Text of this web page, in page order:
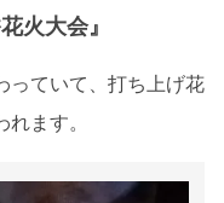
火大会』
っていて、打ち上げ花
れます。